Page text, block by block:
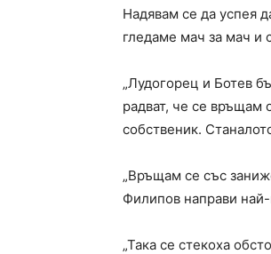
Надявам се да успея
гледаме мач за мач и
„Лудогорец и Ботев
радват, че се връщам
собственик.
„Връщам се със
Филипов направи
„Така се стекоха